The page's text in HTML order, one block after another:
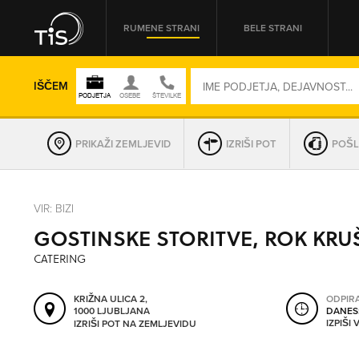
RUMENE STRANI BELE STRANI
IŠČEM
REGIJA
OMREŽNA ŠT.
PRIKAŽI ZEMLJEVID IZRIŠI POT
VIR: BIZI
GOSTINSKE STORITVE, ROK
CATERING
KRIŽNA ULICA 2,
1000 LJUBLJANA
IZRIŠI POT NA ZEMLJEVIDU
IZPIŠI